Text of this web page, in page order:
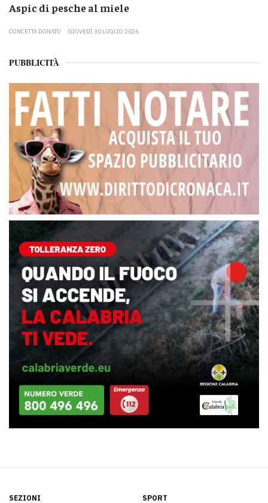
Aspic di pesche al miele
CONCETTA DONATO GIOVEDÌ 30 LUGLIO 2026
PUBBLICITÀ
SEZIONI SPORT